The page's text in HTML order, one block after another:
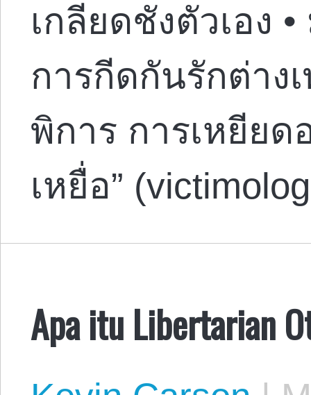
เกลียดชังตัวเอง
การกีดกันรักต่าง
พิการ การเหยียด
เหยื่อ”
Apa itu Libertarian